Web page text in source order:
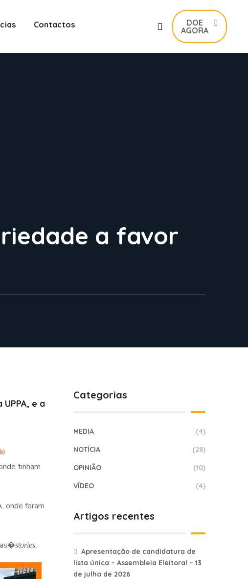
Contactos
DOE
AGORA
a favor
e a
tinham
onde foram
stories.
Categorias
MEDIA (4)
NOTÍCIA (28)
OPINIÃO (10)
VÍDEO (4)
Artigos recentes
Apresentação de candidatura de
lista única – Assembleia Eleitoral – 13
de julho de 2026